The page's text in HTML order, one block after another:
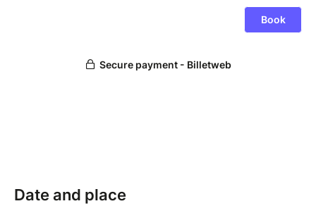
Date and place